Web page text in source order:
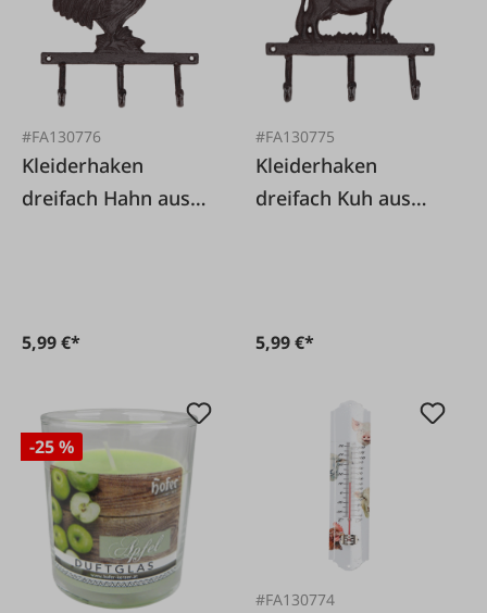
#FA130776
Kleiderhaken
dreifach Hahn aus
5,99 €*
#FA130775
Kleiderhaken
dreifach Kuh aus
5,99 €*
-25 %
#FA130774